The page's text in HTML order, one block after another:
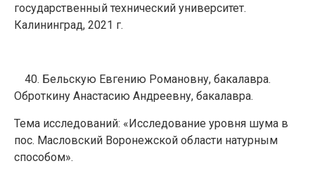
государственный технический университет.
Калининград, 2021 г.
Бельскую Евгению Романовну, бакалавра.
Оброткину Анастасию Андреевну, бакалавра.
Тема исследований: «Исследование уровня шума в
пос. Масловский Воронежской области натурным
способом».